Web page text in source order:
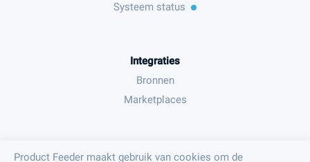
Systeem status
Integraties
Bronnen
Marketplaces
Juridisch
Product Feeder maakt gebruik van cookies om de